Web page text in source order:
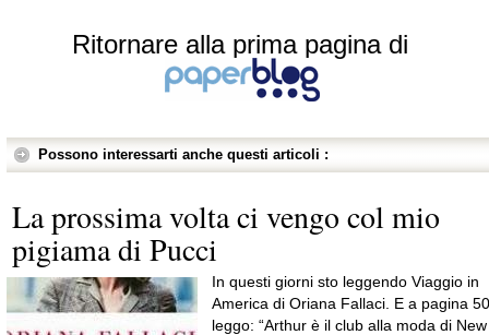
Ritornare alla prima pagina di
Possono interessarti anche questi articoli :
La prossima volta ci vengo col mio
pigiama di Pucci
In questi giorni sto leggendo Viaggio in
America di Oriana Fallaci. E a pagina 50
leggo: “Arthur è il club alla moda di New